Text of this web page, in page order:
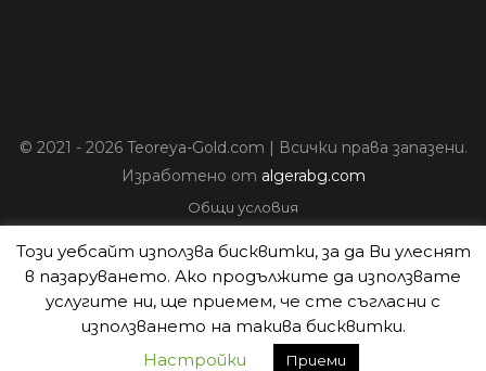
© 2021 - 2026 Teoreya-Gold.com | Всички права запазени.
Изработено от algerabg.com
Общи условия
Политика за лични данни
Плащане
Доставка
Политика на връщане
Този уебсайт използва бисквитки, за да Ви улеснят
в пазаруването. Ако продължите да използвате
услугите ни, ще приемем, че сте съгласни с
използването на такива бисквитки.
Настройки
Приеми